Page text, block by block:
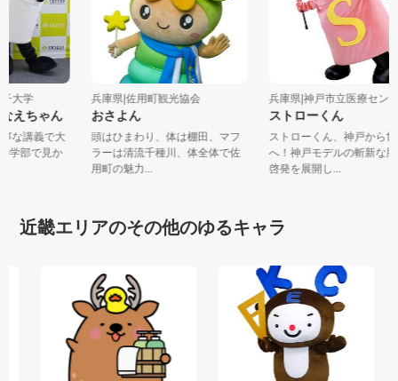
子大学
なえちゃん
寧な講義で大
の学部で見か
兵庫県|佐用町観光協会
おさよん
頭はひまわり、体は棚田、マフ
ラーは清流千種川、体全体で佐
用町の魅力...
兵庫県|神戸市立医療セ
ストローくん
ストローくん、神戸から
へ！神戸モデルの斬新な
啓発を展開し...
近畿エリアのその他のゆるキャラ